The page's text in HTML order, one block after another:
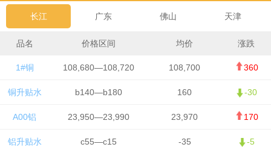
长江 广东 佛山 天津
品名 价格区间 均价 涨跌
1#铜 108,680—108,720 108,700 360
铜升贴水 b140—b180 160 -30
A00铝 23,950—23,990 23,970 170
铝升贴水 c55—c15 -35 -5